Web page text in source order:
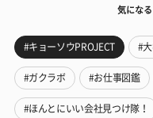
気にな
#キョーソウPROJECT #
#ガクラボ #お仕事図鑑
#ほんとにいい会社見つけ隊！